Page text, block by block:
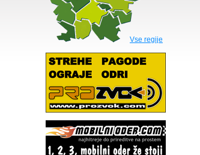
Vse regije